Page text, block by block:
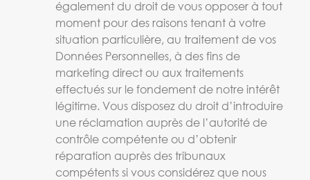
également du droit de vous opposer à tout
moment pour des raisons tenant à votre
situation particulière, au traitement de vos
Données Personnelles, à des fins de
marketing direct ou aux traitements
effectués sur le fondement de notre intérêt
légitime. Vous disposez du droit d’introduire
une réclamation auprès de l’autorité de
contrôle compétente ou d’obtenir
réparation auprès des tribunaux
compétents si vous considérez que nous